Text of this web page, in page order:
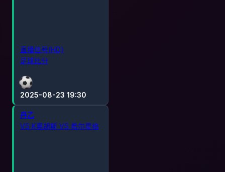
2025-08-23 19:30
直播信号(HD)
足球比分
丹乙
VS K奥胡斯 VS 希尔星格